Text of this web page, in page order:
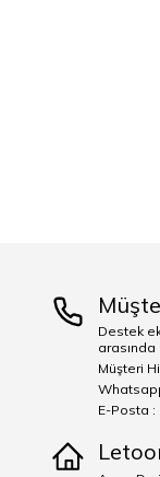
Destek
Müşteri
E-Posta :